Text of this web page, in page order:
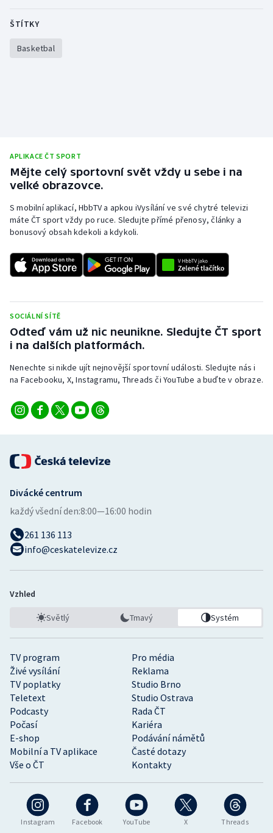
ŠTÍTKY
Basketbal
APLIKACE ČT SPORT
Mějte celý sportovní svět vždy u sebe i na
velké obrazovce.
S mobilní aplikací, HbbTV a apkou iVysílání ve své chytré televizi
máte ČT sport vždy po ruce. Sledujte přímé přenosy, články a
bonusový obsah kdekoli a kdykoli.
SOCIÁLNÍ SÍTĚ
Odteď vám už nic neunikne. Sledujte ČT sport
i na dalších platformách.
Nenechte si nikde ujít nejnovější sportovní události. Sledujte nás i
na Facebooku, X, Instagramu, Threads či YouTube a buďte v obraze.
Instagram Facebook YouTube X Threads
TV program
Pro média
Živé vysílání
Reklama
TV poplatky
Studio Brno
Teletext
Studio Ostrava
Podcasty
Rada ČT
Počasí
Kariéra
E-shop
Podávání námětů
Mobilní a TV aplikace
Časté dotazy
Vše o ČT
Kontakty
Divácké centrum
každý všední den:8:00—16:00 hodin
261 136 113
info@ceskatelevize.cz
Vzhled
Světlý Tmavý Systém